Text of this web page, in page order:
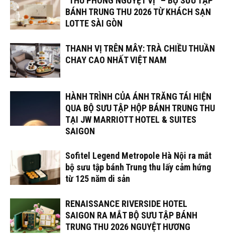
BÁNH TRUNG THU 2026 TỪ KHÁCH SẠN
LOTTE SÀI GÒN
THANH VỊ TRÊN MÂY: TRÀ CHIỀU THUẦN
CHAY CAO NHẤT VIỆT NAM
HÀNH TRÌNH CỦA ÁNH TRĂNG TÁI HIỆN
QUA BỘ SƯU TẬP HỘP BÁNH TRUNG THU
TẠI JW MARRIOTT HOTEL & SUITES
SAIGON
Sofitel Legend Metropole Hà Nội ra mắt
bộ sưu tập bánh Trung thu lấy cảm hứng
từ 125 năm di sản
RENAISSANCE RIVERSIDE HOTEL
SAIGON RA MẮT BỘ SƯU TẬP BÁNH
TRUNG THU 2026 NGUYỆT HƯƠNG